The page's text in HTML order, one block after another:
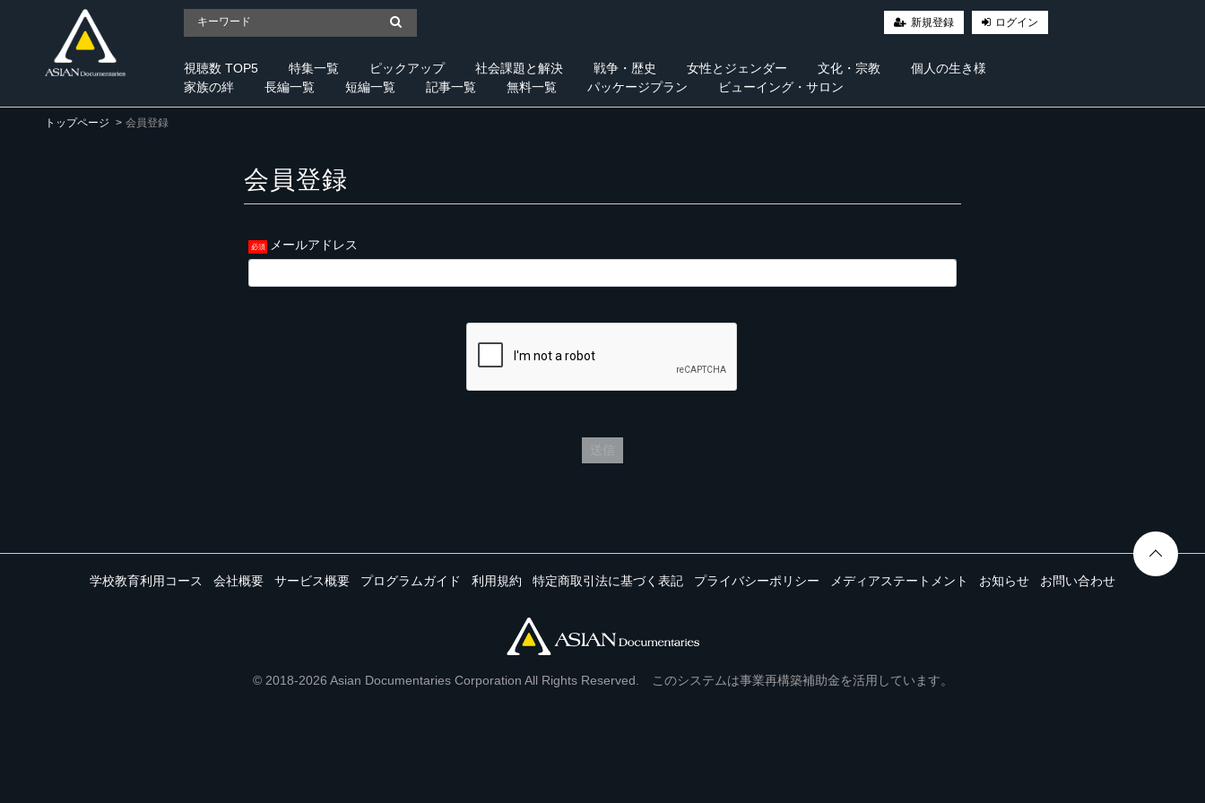
新規登録 ログイン
視聴数 TOP5 特集一覧 ピックアップ 社会課題と解決 戦争・歴史 女性とジェンダー 文化・宗教
個人の生き様
家族の絆
長編一覧 短編一覧 記事一覧 無料一覧 パッケージプラン ビューイング・サロン
トップページ 会員登録
会員登録
メールアドレス
学校教育利用コース 会社概要 サービス概要 プログラムガイド 利用規約 特定商取引法に基づく表記 プライバシーポリシー メディアステートメント お知らせ お問い合わせ
© 2018-2026 Asian Documentaries Corporation All Rights Reserved. このシステムは事業再構築補助金を活用しています。